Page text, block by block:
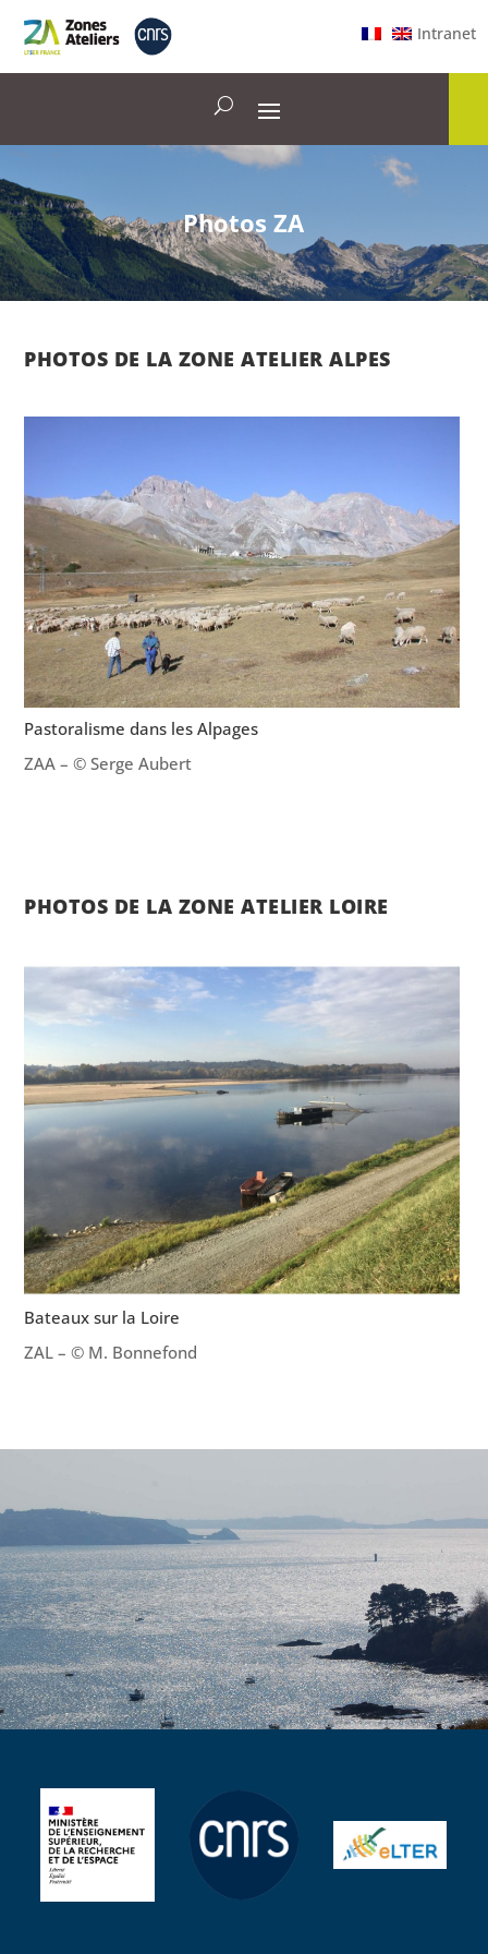
Intranet
Photos ZA
PHOTOS DE LA ZONE ATELIER ALPES
Pastoralisme dans les Alpages
ZAA – © Serge Aubert
PHOTOS DE LA ZONE ATELIER LOIRE
Bateaux sur la Loire
ZAL – © M. Bonnefond